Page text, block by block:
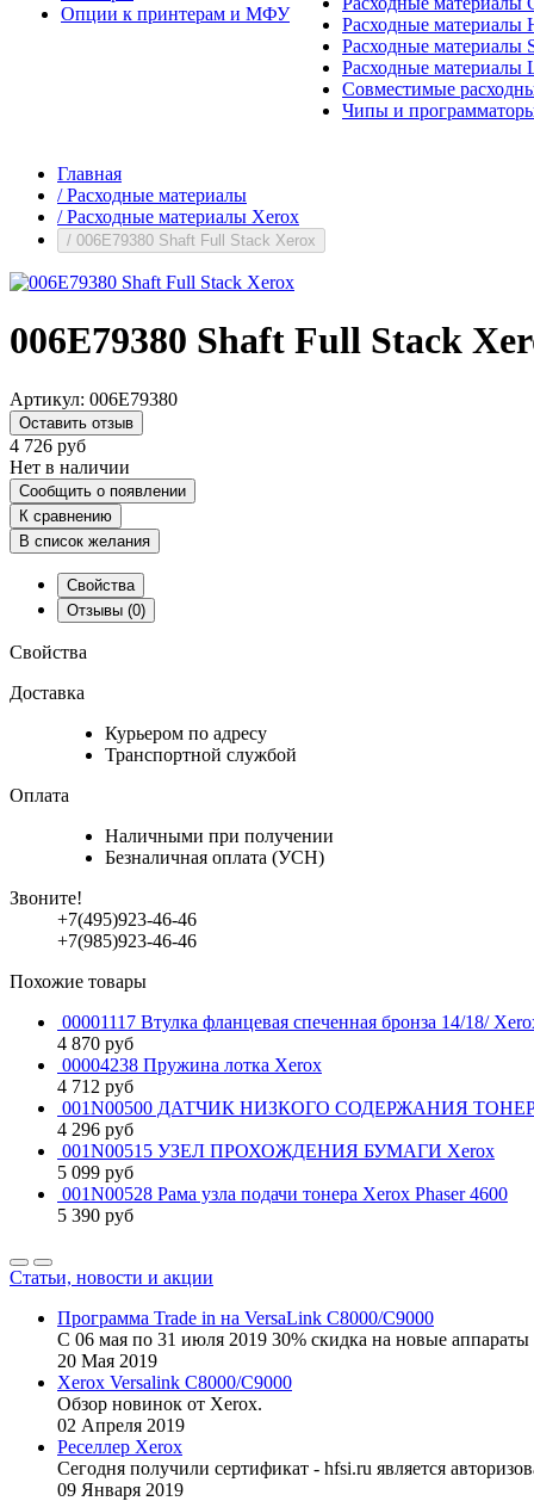
Опции к принтерам и МФУ
Расходные материалы
Расходные материалы
Расходные материалы
Совместимые
Чипы и
Главная
/ Расходные материалы
/ Расходные материалы Xerox
/ 006E79380 Shaft Full Stack Xerox
006E79380 Shaft Full Stack
Артикул: 006E79380
Оставить отзыв
4 726 руб
Нет в наличии
Сообщить о появлении
К сравнению
В список желания
Свойства
Отзывы (0)
Свойства
Доставка
Курьером по адресу
Транспортной службой
Оплата
Наличными при получении
Безналичная оплата (УСН)
Звоните!
+7(495)923-46-46
+7(985)923-46-46
Похожие товары
00001117 Втулка фланцевая спеченная бронза 14/18/
4 870 руб
00004238 Пружина лотка Xerox
4 712 руб
001N00500 ДАТЧИК НИЗКОГО СОДЕРЖАНИЯ
4 296 руб
001N00515 УЗЕЛ ПРОХОЖДЕНИЯ БУМАГИ Xerox
5 099 руб
001N00528 Рама узла подачи тонера Xerox Phaser 4600
5 390 руб
Статьи, новости и акции
Программа Trade in на VersaLink C8000/C9000
С 06 мая по 31 июля 2019 30% скидка на новые
20 Мая 2019
Xerox Versalink C8000/C9000
Обзор новинок от Xerox.
02 Апреля 2019
Реселлер Xerox
Сегодня получили сертификат - hfsi.ru является
09 Января 2019